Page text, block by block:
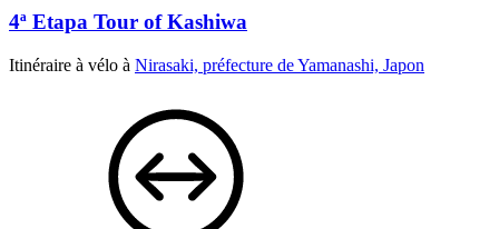
4ª Etapa Tour of Kashiwa
Itinéraire à vélo à Nirasaki, préfecture de Yamanashi, Japon